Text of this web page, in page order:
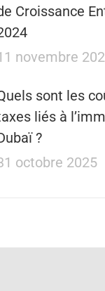
Croissance
novembre
sont les
liés à
?
octobre 2025